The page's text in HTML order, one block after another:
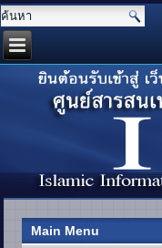
Main Menu